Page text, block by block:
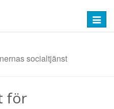
socialtjänst
för